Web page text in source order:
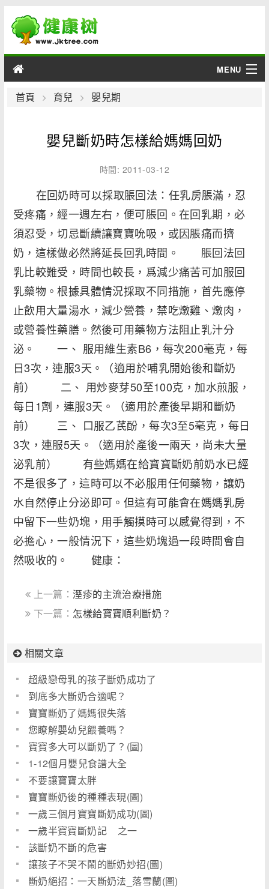
MENU
男性
綜合
疾病
首頁 育兒 嬰兒期
嬰兒斷奶時怎樣給媽媽回奶
時間: 2011-03-12
在回奶時可以採取脹回法：任乳房脹滿，忍
受疼痛，經一週左右，便可脹回。在回乳期，必
須忍受，切忌斷續讓寶寶吮吸，或因脹痛而擠
奶，這樣做必然將延長回乳時間。 脹回法回
乳比較難受，時間也較長，爲減少痛苦可加服回
乳藥物。根據具體情況採取不同措施，首先應停
止飲用大量湯水，減少營養，禁吃燉雞、燉肉，
或營養性藥膳。然後可用藥物方法阻止乳汁分
泌。 一、 服用維生素B6，每次200毫克，每
日3次，連服3天。（適用於哺乳開始後和斷奶
前） 二、 用炒麥芽50至100克，加水煎服，
每日1劑，連服3天。（適用於產後早期和斷奶
前） 三、 口服乙芪酚，每次3至5毫克，每日
3次，連服5天。（適用於產後一兩天，尚未大量
泌乳前） 有些媽媽在給寶寶斷奶前奶水已經
不是很多了，這時可以不必服用任何藥物，讓奶
水自然停止分泌即可。但這有可能會在媽媽乳房
中留下一些奶塊，用手觸摸時可以感覺得到，不
必擔心，一般情況下，這些奶塊過一段時間會自
然吸收的。 健康：
上一篇：溼疹的主流治療措施
下一篇： 怎樣給寶寶順利斷奶？
相關文章
超級戀母乳的孩子斷奶成功了
到底多大斷奶合適呢？
寶寶斷奶了媽媽很失落
您瞭解嬰幼兒餵養嗎？
寶寶多大可以斷奶了？(圖)
1-12個月嬰兒食譜大全
不要讓寶寶太胖
寶寶斷奶後的種種表現(圖)
一歲三個月寶寶斷奶成功(圖)
一歲半寶寶斷奶記 之一
該斷奶不斷的危害
讓孩子不哭不鬧的斷奶妙招(圖)
斷奶絕招：一天斷奶法_落雪蘭(圖)